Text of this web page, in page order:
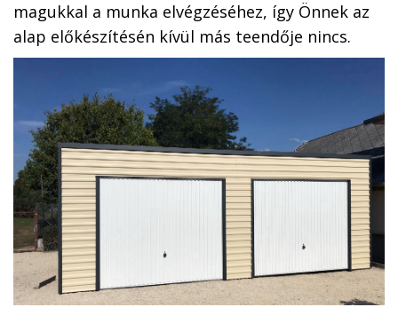
magukkal a munka elvégzéséhez, így Önnek az
alap előkészítésén kívül más teendője nincs.